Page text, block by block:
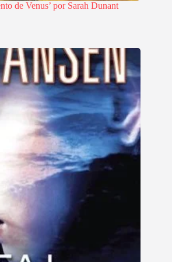
de Venus’ por Sarah Dunant